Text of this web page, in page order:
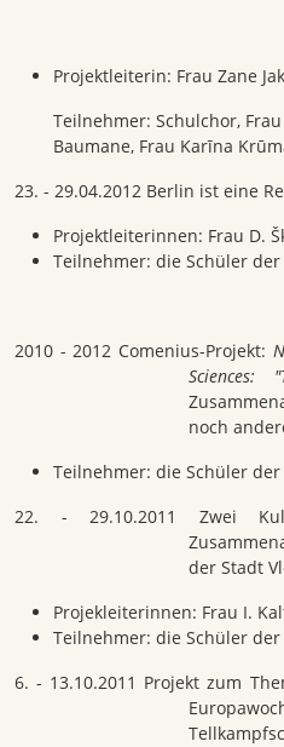
Projektleiterin: Frau Zane
Teilnehmer: Schulchor,
Baumane, Frau Karīna
23. - 29.04.2012 Berlin ist eine
Projektleiterinnen: Frau D.
Teilnehmer: die Schüler der
2010 - 2012 Comenius-Projekt:
Sciences:
noch
Teilnehmer: die Schüler der
22. - 29.10.2011 Zwei
der Stadt
Projekleiterinnen: Frau I.
Teilnehmer: die Schüler der
6. - 13.10.2011 Projekt zum